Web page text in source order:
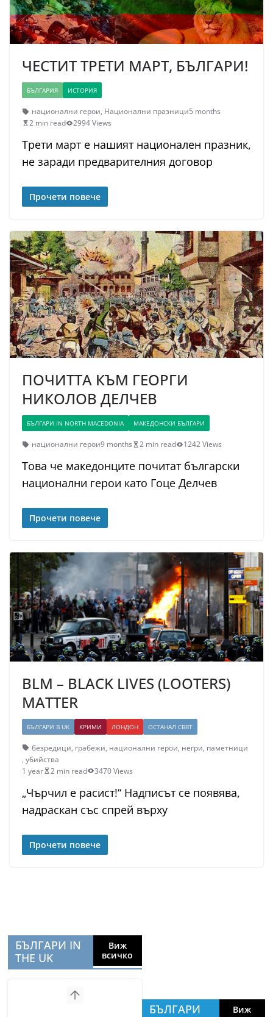
ЧЕСТИТ ТРЕТИ МАРТ, БЪЛГАРИ!
БЪЛГАРИЯ ИСТОРИЯ
национални герои, Национални празници5 months
2 min read
2994 Views
Трети март е нашият национален празник,
не заради предварителния договор
Прочети повече
ПОЧИТТА КЪМ ГЕОРГИ
НИКОЛОВ ДЕЛЧЕВ
БЪЛГАРИ IN NORTH MACEDONIA МАКЕДОНСКИ БЪЛГАРИ
национални герои9 months 2 min read 1242 Views
Това че македонците почитат български
национални герои като Гоце Делчев
Прочети повече
BLM – BLACK LIVES (LOOTERS)
MATTER
БЪЛГАРИ В UK КРИМИ ЛОНДОН ОСТАНАЛ СВЯТ
безредици, грабежи, национални герои, негри, паметници
, убийства
1 year
2 min read 3470 Views
„Чърчил е расист!“ Надписът се появява,
надраскан със спрей върху
Прочети повече
БЪЛГАРИ IN
THE UK
Виж
всичко
БЪЛГАРИ
Виж